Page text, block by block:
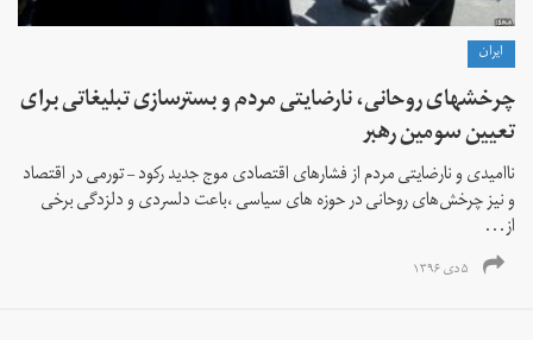
ايران
چرخشهای روحانی، نارضایتی مردم و بسترسازی تبلیغاتی برای
تعیین سومین رهبر
ناامیدی و نارضایتی مردم از فشارهای اقتصادی موج جدید رکود – تورمی در اقتصاد
و نیز چرخش‌های روحانی در حوزه های سیاسی ،باعت دلسردی و دلزدگی برخی
از...
۵ دی ۱۳۹۶